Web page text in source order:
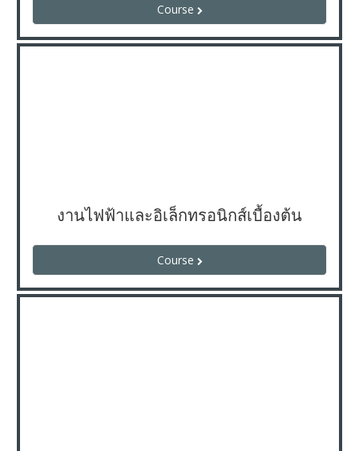
Course
งานไฟฟ้าและอิเล็กทรอนิกส์เบื้องต้น
Course